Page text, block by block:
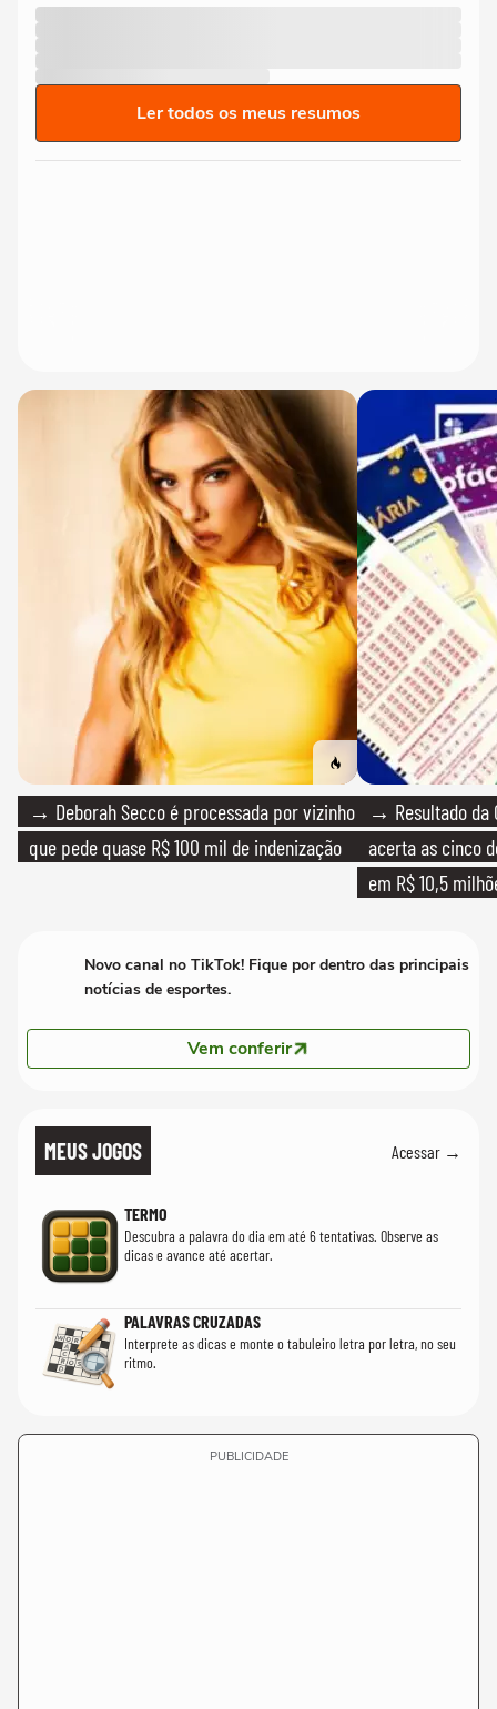
Ler todos os meus resumos
→ Deborah Secco é processada por vizinho
que pede quase R$ 100 mil de indenização
→ Resultado da
acerta as cinco
em R$ 10,5
Novo canal no TikTok! Fique por dentro das principais
notícias de esportes.
Vem conferir
MEUS JOGOS Acessar →
TERMO
Descubra a palavra do dia em até 6 tentativas. Observe as
dicas e avance até acertar.
PALAVRAS CRUZADAS
Interprete as dicas e monte o tabuleiro letra por letra, no seu
ritmo.
PUBLICIDADE